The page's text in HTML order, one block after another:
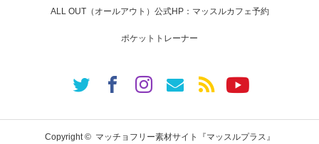
ALL OUT（オールアウト）公式HP：マッスルカフェ予約
ポケットトレーナー
Copyright © マッチョフリー素材サイト『マッスルプラス』